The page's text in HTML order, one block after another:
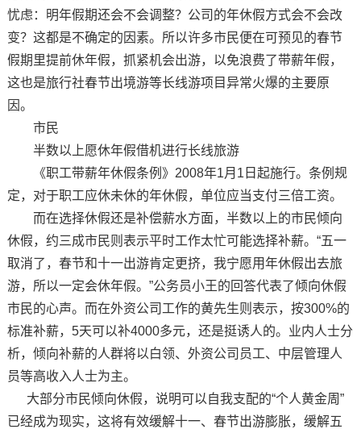
忧虑：明年假期还会不会调整？公司的年休假方式会不会改
变？这都是不确定的因素。所以许多市民便在可预见的春节
假期里提前休年假，抓紧机会出游，以免浪费了带薪年假，
这也是旅行社春节出境游等长线游项目异常火爆的主要原
因。
市民
半数以上愿休年假借机进行长线旅游
《职工带薪年休假条例》2008年1月1日起施行。条例规
定，对于职工应休未休的年休假，单位应当支付三倍工资。
而在选择休假还是补偿薪水方面，半数以上的市民倾向
休假，约三成市民则表示平时工作太忙可能选择补薪。“五一
取消了，春节和十一出游肯定更挤，我宁愿用年休假出去旅
游，所以一定会休年假。”公务员小王的回答代表了倾向休假
市民的心声。而在外资公司工作的黄先生则表示，按300%的
标准补薪，5天可以补4000多元，还是挺诱人的。业内人士分
析，倾向补薪的人群将以白领、外资公司员工、中层管理人
员等高收入人士为主。
大部分市民倾向休假，说明可以自我支配的“个人黄金周”
已经成为现实，这将有效缓解十一、春节出游膨胀，缓解五